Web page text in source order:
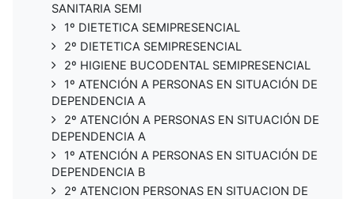
SANITARIA SEMI
1º DIETETICA SEMIPRESENCIAL
2º DIETETICA SEMIPRESENCIAL
2º HIGIENE BUCODENTAL SEMIPRESENCIAL
1º ATENCIÓN A PERSONAS EN SITUACIÓN DE
DEPENDENCIA A
2º ATENCIÓN A PERSONAS EN SITUACIÓN DE
DEPENDENCIA A
1º ATENCIÓN A PERSONAS EN SITUACIÓN DE
DEPENDENCIA B
2º ATENCION PERSONAS EN SITUACION DE